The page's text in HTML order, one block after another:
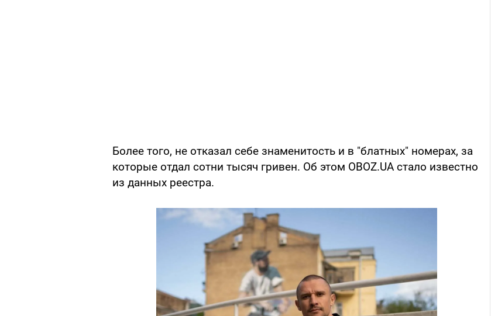
Более того, не отказал себе знаменитость и в "блатных" номерах, за
которые отдал сотни тысяч гривен. Об этом OBOZ.UA стало известно
из данных реестра.